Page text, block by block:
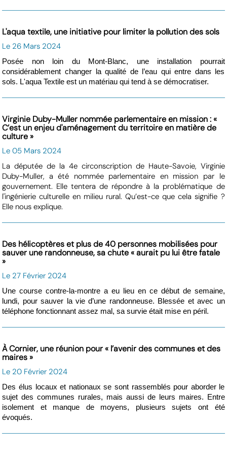
L'aqua textile, une initiative pour limiter la pollution des sols
Le 26 Mars 2024
Posée non loin du Mont-Blanc, une installation pourrait
considérablement changer la qualité de l’eau qui entre dans les
sols. L'aqua Textile est un matériau qui tend à se démocratiser.
Virginie Duby-Muller nommée parlementaire en mission : «
C’est un enjeu d'aménagement du territoire en matière de
culture »
Le 05 Mars 2024
La députée de la 4e circonscription de Haute-Savoie, Virginie
Duby-Muller, a été nommée parlementaire en mission par le
gouvernement. Elle tentera de répondre à la problématique de
l'ingénierie culturelle en milieu rural. Qu’est-ce que cela signifie ?
Elle nous explique.
Des hélicoptères et plus de 40 personnes mobilisées pour
sauver une randonneuse, sa chute « aurait pu lui être fatale
»
Le 27 Février 2024
Une course contre-la-montre a eu lieu en ce début de semaine,
lundi, pour sauver la vie d’une randonneuse. Blessée et avec un
téléphone fonctionnant assez mal, sa survie était mise en péril.
À Cornier, une réunion pour « l’avenir des communes et des
maires »
Le 20 Février 2024
Des élus locaux et nationaux se sont rassemblés pour aborder le
sujet des communes rurales, mais aussi de leurs maires. Entre
isolement et manque de moyens, plusieurs sujets ont été
évoqués.